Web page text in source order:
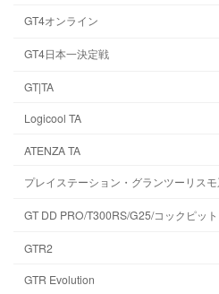
GT4オンライン
GT4日本一決定戦
GT|TA
Logicool TA
ATENZA TA
プレイステーション・グランツーリス
GT DD PRO/T300RS/G25/コックピット
GTR2
GTR Evolution